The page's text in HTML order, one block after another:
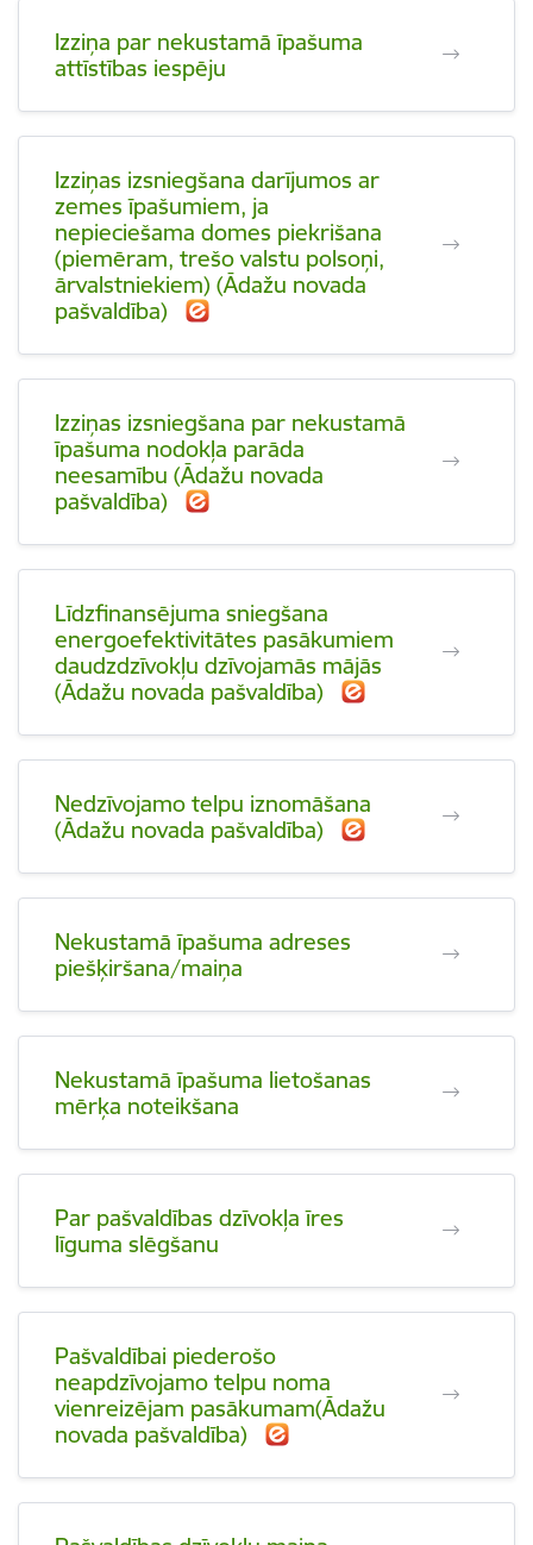
Izziņa par nekustamā īpašuma
attīstības iespēju
Izziņas izsniegšana darījumos ar
zemes īpašumiem, ja
nepieciešama domes piekrišana
(piemēram, trešo valstu polsoņi,
ārvalstniekiem) (Ādažu novada
pašvaldība)
Izziņas izsniegšana par nekustamā
īpašuma nodokļa parāda
neesamību (Ādažu novada
pašvaldība)
Līdzfinansējuma sniegšana
energoefektivitātes pasākumiem
daudzdzīvokļu dzīvojamās mājās
(Ādažu novada pašvaldība)
Nedzīvojamo telpu iznomāšana
(Ādažu novada pašvaldība)
Nekustamā īpašuma adreses
piešķiršana/maiņa
Nekustamā īpašuma lietošanas
mērķa noteikšana
Par pašvaldības dzīvokļa īres
līguma slēgšanu
Pašvaldībai piederošo
neapdzīvojamo telpu noma
vienreizējam pasākumam(Ādažu
novada pašvaldība)